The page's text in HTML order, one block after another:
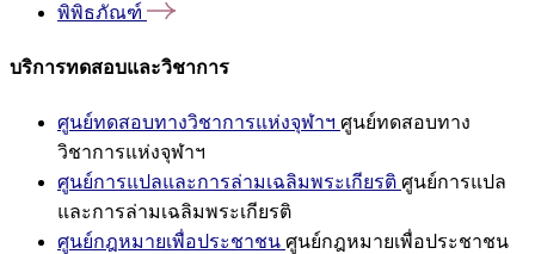
พิพิธภัณฑ์
บริการทดสอบและวิชาการ
ศูนย์ทดสอบทางวิชาการแห่งจุฬาฯ ศูนย์ทดสอบทาง
วิชาการแห่งจุฬาฯ
ศูนย์การแปลและการล่ามเฉลิมพระเกียรติ ศูนย์การแปล
และการล่ามเฉลิมพระเกียรติ
ศูนย์กฎหมายเพื่อประชาชน ศูนย์กฎหมายเพื่อประชาชน